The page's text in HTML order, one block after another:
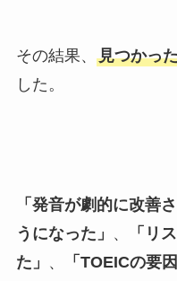
その結果、 見つかっ
した。
「発音が劇的に改善さ
うになった」 、
「リ
た」 、 「TOEICの要